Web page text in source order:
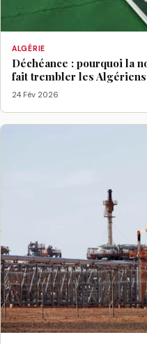
ALGÉRIE
Déchéance : pourquoi la
fait trembler les
24 Fév 2026